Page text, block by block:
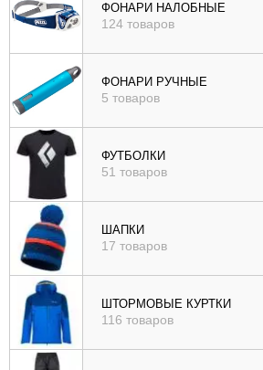
ФОНАРИ НАЛОБНЫЕ
124 товаров
ФОНАРИ РУЧНЫЕ
5 товаров
ФУТБОЛКИ
51 товаров
ШАПКИ
17 товаров
ШТОРМОВЫЕ КУРТКИ
116 товаров